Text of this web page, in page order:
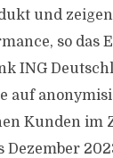
und zeigen
so das
ING
auf
Kunden im
Dezember